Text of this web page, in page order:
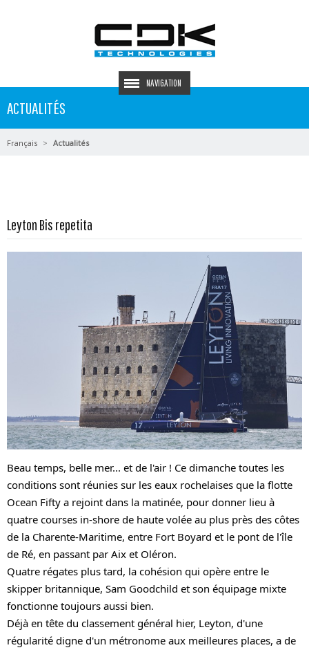
NAVIGATION
ACTUALITÉS
Français Actualités
Leyton Bis repetita
Beau temps, belle mer... et de l'air ! Ce dimanche toutes les
conditions sont réunies sur les eaux rochelaises que la flotte
Ocean Fifty a rejoint dans la matinée, pour donner lieu à
quatre courses in-shore de haute volée au plus près des côtes
de la Charente-Maritime, entre Fort Boyard et le pont de l'île
de Ré, en passant par Aix et Oléron.
Quatre régates plus tard, la cohésion qui opère entre le
skipper britannique, Sam Goodchild et son équipage mixte
fonctionne toujours aussi bien.
Déjà en tête du classement général hier, Leyton, d'une
régularité digne d'un métronome aux meilleures places, a de